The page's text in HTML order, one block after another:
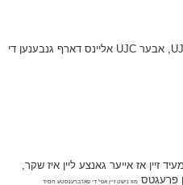
רוב חסידי מהר"א אין ב"ג האלטן מיט UJC, אבער UJC אליינס דארף גנבענען די
אז אייער גאנצע ליין איז שקר,
פרעגטס מוז נישט זיין אפי' די פארברענסטע חסיד